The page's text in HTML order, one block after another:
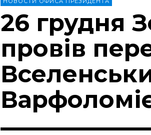
26 грудня
провів